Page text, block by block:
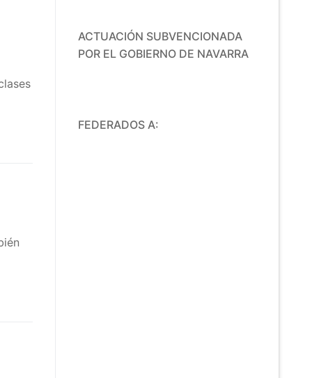
ACTUACIÓN SUBVENCIONADA
POR EL GOBIERNO DE NAVARRA
FEDERADOS A: